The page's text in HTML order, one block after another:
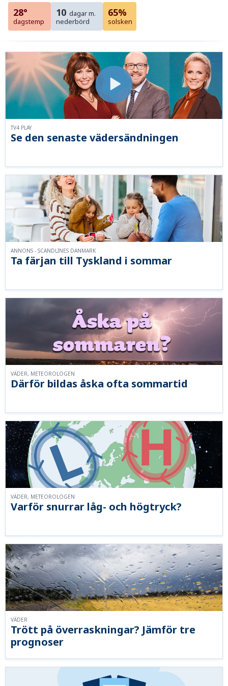
28°
dagstemp
10 dagar m.
nederbörd
65%
solsken
Se den senaste vädersändningen
TV4 PLAY
Ta färjan till Tyskland i sommar
ANNONS - SCANDLINES DANMARK
Därför bildas åska ofta sommartid
VÄDER, METEOROLOGEN
Varför snurrar låg- och högtryck?
VÄDER, METEOROLOGEN
Trött på överraskningar? Jämför tre
prognoser
VÄDER